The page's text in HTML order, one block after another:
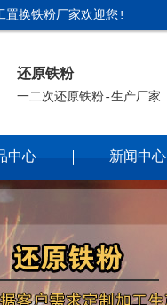
置换铁粉厂家欢迎您!
还原铁粉
一二次还原铁粉-生产厂家
中心 新闻中心